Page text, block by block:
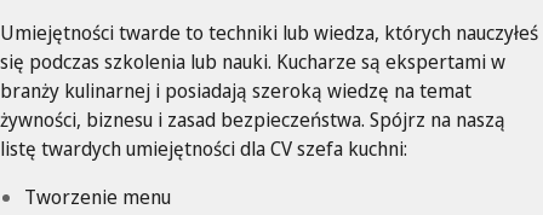
Umiejętności twarde to techniki lub wiedza, których nauczyłeś
się podczas szkolenia lub nauki. Kucharze są ekspertami w
branży kulinarnej i posiadają szeroką wiedzę na temat
żywności, biznesu i zasad bezpieczeństwa. Spójrz na naszą
listę twardych umiejętności dla CV szefa kuchni:
Tworzenie menu